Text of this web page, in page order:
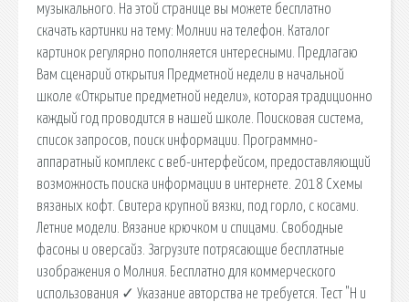
музыкального. На этой странице вы можете бесплатно
скачать картинки на тему: Молнии на телефон. Каталог
картинок регулярно пополняется интересными. Предлагаю
Вам сценарий открытия Предметной недели в начальной
школе «Открытие предметной недели», которая традиционно
каждый год проводится в нашей школе. Поисковая сиcтема,
список запросов, поиск информации. Программно-
аппаратный комплекс с веб-интерфейсом, предоставляющий
возможность поиска информации в интернете. 2018 Схемы
вязаных кофт. Свитера крупной вязки, под горло, с косами.
Летние модели. Вязание крючком и спицами. Свободные
фасоны и оверсайз. Загрузите потрясающие бесплатные
изображения о Молния. Бесплатно для коммерческого
использования ✓ Указание авторства не требуется. Тест "Н и